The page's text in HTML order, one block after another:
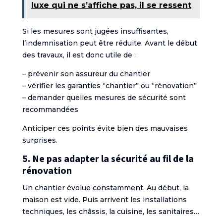
luxe qui ne s’affiche pas, il se ressent
Si les mesures sont jugées insuffisantes,
l’indemnisation peut être réduite. Avant le début
des travaux, il est donc utile de :
– prévenir son assureur du chantier
– vérifier les garanties “chantier” ou “rénovation”
– demander quelles mesures de sécurité sont
recommandées
Anticiper ces points évite bien des mauvaises
surprises.
5. Ne pas adapter la sécurité au fil de la
rénovation
Un chantier évolue constamment. Au début, la
maison est vide. Puis arrivent les installations
techniques, les châssis, la cuisine, les sanitaires…